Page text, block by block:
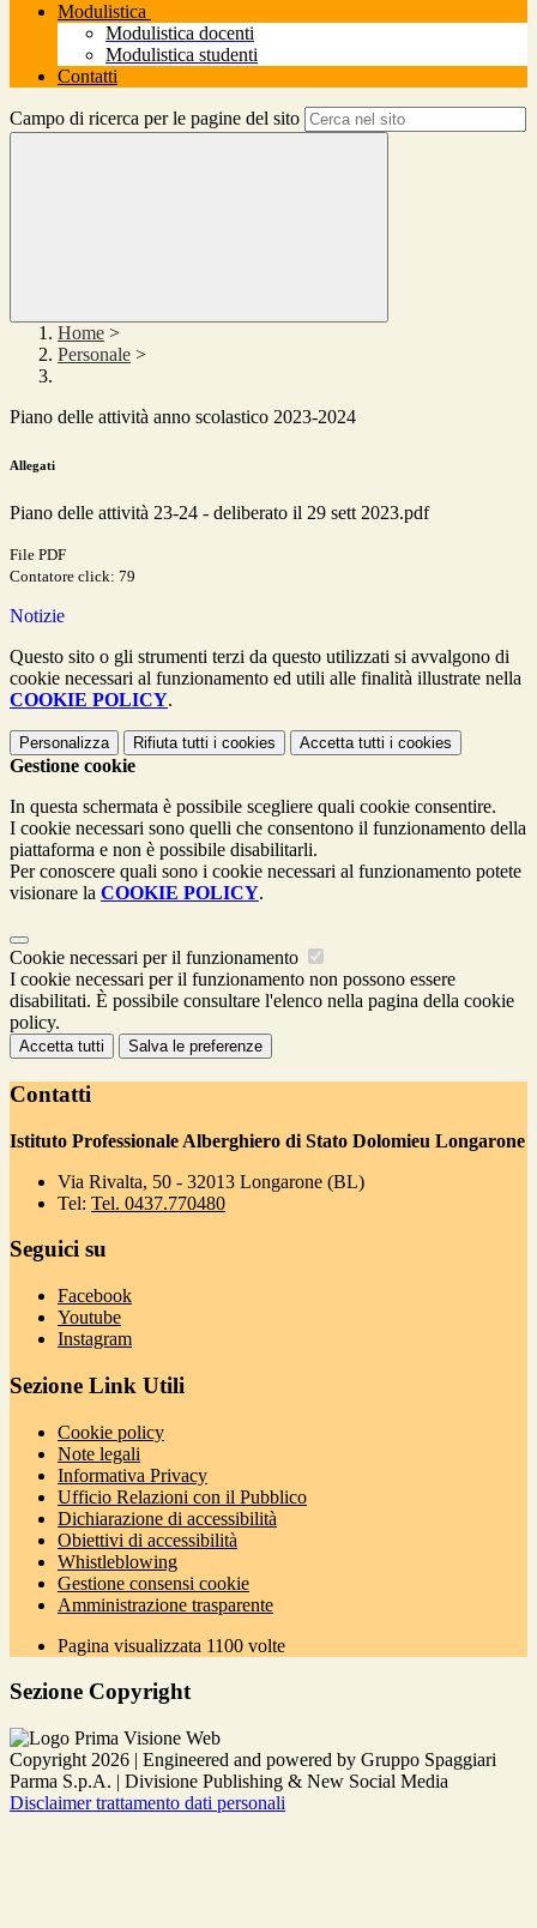
Modulistica
Modulistica docenti
Modulistica studenti
Contatti
Campo di ricerca per le pagine del sito
Home >
Personale >
Piano delle attività anno scolastico 2023-2024
Allegati
Piano delle attività 23-24 - deliberato il 29 sett 2023.pdf
File PDF
Contatore click: 79
Notizie
Questo sito o gli strumenti terzi da questo utilizzati si avvalgono di
cookie necessari al funzionamento ed utili alle finalità illustrate nella
COOKIE POLICY.
Personalizza Rifiuta tutti i cookies Accetta tutti i cookies
Gestione cookie
In questa schermata è possibile scegliere quali cookie consentire.
I cookie necessari sono quelli che consentono il funzionamento della
piattaforma e non è possibile disabilitarli.
Per conoscere quali sono i cookie necessari al funzionamento potete
visionare la COOKIE POLICY.
Cookie necessari per il funzionamento
I cookie necessari per il funzionamento non possono essere
disabilitati. È possibile consultare l'elenco nella pagina della cookie
policy.
Accetta tutti Salva le preferenze
Contatti
Istituto Professionale Alberghiero di Stato Dolomieu Longarone
Via Rivalta, 50 - 32013 Longarone (BL)
Tel: Tel. 0437.770480
Seguici su
Facebook
Youtube
Instagram
Sezione Link Utili
Cookie policy
Note legali
Informativa Privacy
Ufficio Relazioni con il Pubblico
Dichiarazione di accessibilità
Obiettivi di accessibilità
Whistleblowing
Gestione consensi cookie
Amministrazione trasparente
Pagina visualizzata 1100 volte
Sezione Copyright
Copyright 2026 | Engineered and powered by Gruppo Spaggiari
Parma S.p.A. | Divisione Publishing & New Social Media
Disclaimer trattamento dati personali